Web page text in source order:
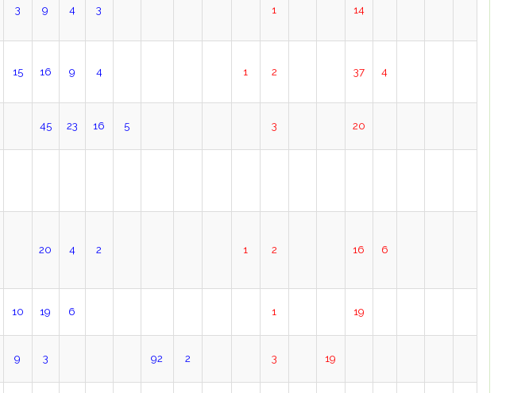
3 9 4 3 1 14
15 16 9 4 1 2 37 4
45 23 16 5 3 20
20 4 2 1 2 16 6
10 19 6 1 19
9 3 92 2 3 19